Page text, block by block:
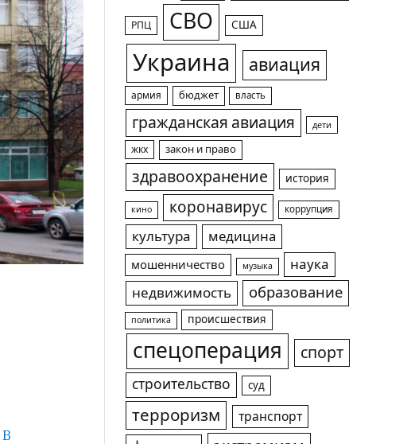
В
РПЦ СВО США
Украина авиация
армия бюджет власть
гражданская авиация дети
жкх закон и право
здравоохранение история
кино коронавирус коррупция
культура медицина
мошенничество музыка
наука
недвижимость
образование
политика происшествия
спецоперация спорт
строительство суд
терроризм транспорт